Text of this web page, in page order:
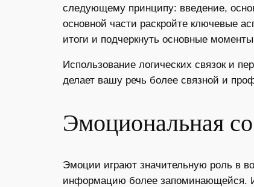
следующему принципу: введение,
основной части раскройте ключевые
итоги и подчеркнуть основные
Использование логических связок и
делает вашу речь более связной и
Эмоциональная
Эмоции играют значительную роль в
информацию более запоминающейся.